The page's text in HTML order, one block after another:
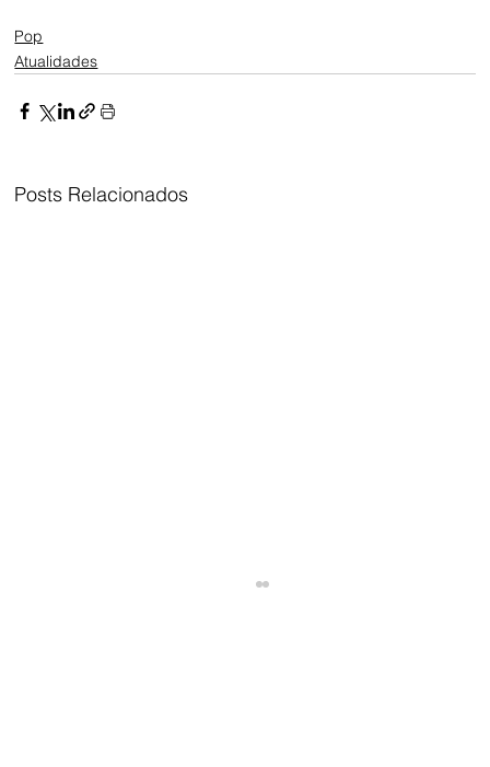
Pop
Atualidades
Posts Relacionados